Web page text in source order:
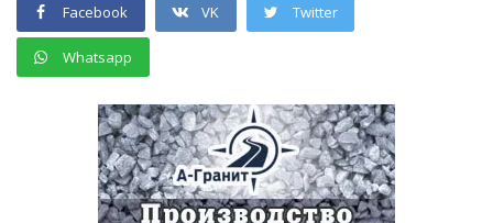
Facebook
VK Twitter
Whatsapp